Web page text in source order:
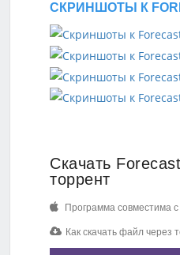
СКРИНШОТЫ К
Скачать
торрент
Программа совместима с
Как скачать файл через